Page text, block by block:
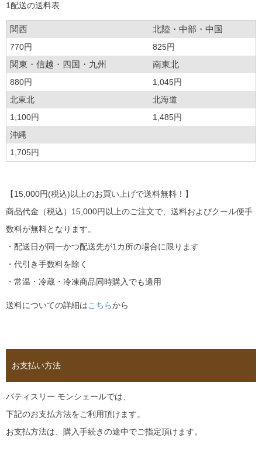
1配送の送料表
関西 北陸・中部・中国
770円 825円
関東・信越・四国・九州 南東北
880円
1,045円
北東北
北海道
1,100円
1,485円
沖縄
1,705円
【15,000円(税込)以上のお買い上げで送料無料！】
商品代金（税込）15,000円以上のご注文で、送料およびクール便手
数料が無料となります。
・配送日が同一かつ配送先が1カ所の場合に限ります
・代引き手数料を除く
・常温・冷蔵・冷凍商品同時購入でも適用
送料についての詳細はこちらから
お支払い方法
パティスリー モンシェールでは、
下記のお支払方法をご利用頂けます。
お支払方法は、購入手続きの途中でご指定頂けます。